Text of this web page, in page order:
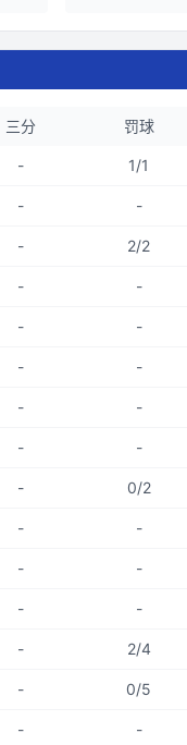
三分 罚球
- 1/1
- -
- 2/2
- -
- -
- -
- -
- -
- 0/2
- -
- -
- -
- 2/4
- 0/5
- -